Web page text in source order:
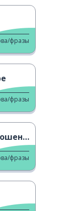
фразы
фразы
фразы